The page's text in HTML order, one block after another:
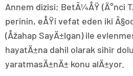
Annem dizisi; BetÃ¼ÅŸ (Ä°nci
perinin, eÅŸi vefat eden iki
(Åžahap SayÄ±lgan) ile
hayatÄ±na dahil olarak sihir
yaratmasÄ±nÄ± konu alÄ±yor.